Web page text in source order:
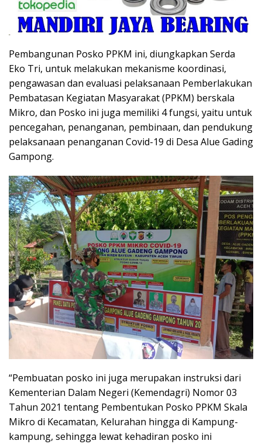
Pembangunan Posko PPKM ini, diungkapkan Serda
Eko Tri, untuk melakukan mekanisme koordinasi,
pengawasan dan evaluasi pelaksanaan Pemberlakukan
Pembatasan Kegiatan Masyarakat (PPKM) berskala
Mikro, dan Posko ini juga memiliki 4 fungsi, yaitu untuk
pencegahan, penanganan, pembinaan, dan pendukung
pelaksanaan penanganan Covid-19 di Desa Alue Gading
Gampong.
“Pembuatan posko ini juga merupakan instruksi dari
Kementerian Dalam Negeri (Kemendagri) Nomor 03
Tahun 2021 tentang Pembentukan Posko PPKM Skala
Mikro di Kecamatan, Kelurahan hingga di Kampung-
kampung, sehingga lewat kehadiran posko ini